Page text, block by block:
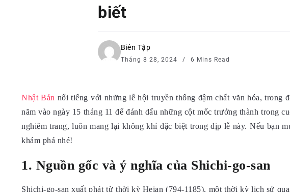
biết
Biên Tập
Tháng 8 28, 2024 6 Mins Read
Nhật Bản nổi tiếng với những lễ hội truyền thống đậm chất văn hóa, trong
năm vào ngày 15 tháng 11 để đánh dấu những cột mốc trưởng thành trong
nghiêm trang, luôn mang lại không khí đặc biệt trong dịp lễ này. Nếu bạn
khám phá nhé!
1. Nguồn gốc và ý nghĩa của Shichi-go-san
Shichi-go-san xuất phát từ thời kỳ Heian (794-1185), một thời kỳ lịch sử